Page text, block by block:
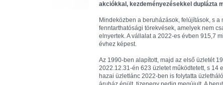
akciókkal, kezdeményezésekkel duplázta
Mindeközben a beruházások, felújítások, s
fenntarthatósági törekvések, amelyek nem
elnyertek. A vállalat a 2022-es évben 915,7
évhez képest.
Az 1990-ben alapított, majd az első üzletét
2022.12.31-én 623 üzletet működtetett, s
hazai üzletlánc 2022-ben is folytatta